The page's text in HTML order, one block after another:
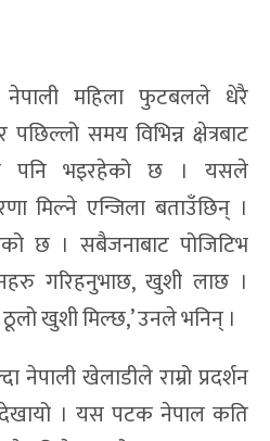
नेपाली महिला फुटबलले धेरै
समय विभिन्न क्षेत्रबाट
पनि भइरहेको छ । यसले
मिल्ने एन्जिला बताउँछिन् ।
छ । सबैजनाबाट पोजिटिभ
गरिहनुभाछ, खुशी लाछ ।
ठूलो खुशी मिल्छ,’ उनले भनिन् ।
खेलाडीले राम्रो प्रदर्शन
। यस पटक नेपाल कति